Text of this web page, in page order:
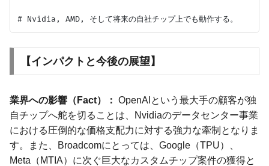
【インパクトと今後の展望】
業界への影響（Fact）： OpenAIという最大手の顧客が独
自チップへ舵を切ることは、Nvidiaのデータセンター事業
における圧倒的な価格支配力に対する強力な牽制となりま
す。また、Broadcomにとっては、Google（TPU）、
Meta（MTIA）に次ぐ巨大なカスタムチップ案件の獲得と